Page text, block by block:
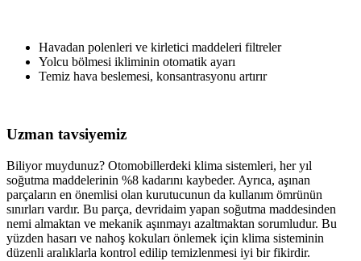
Havadan polenleri ve kirletici maddeleri filtreler
Yolcu bölmesi ikliminin otomatik ayarı
Temiz hava beslemesi, konsantrasyonu artırır
Uzman tavsiyemiz
Biliyor muydunuz? Otomobillerdeki klima sistemleri, her yıl
soğutma maddelerinin %8 kadarını kaybeder. Ayrıca, aşınan
parçaların en önemlisi olan kurutucunun da kullanım ömrünün
sınırları vardır. Bu parça, devridaim yapan soğutma maddesinden
nemi almaktan ve mekanik aşınmayı azaltmaktan sorumludur. Bu
yüzden hasarı ve nahoş kokuları önlemek için klima sisteminin
düzenli aralıklarla kontrol edilip temizlenmesi iyi bir fikirdir.